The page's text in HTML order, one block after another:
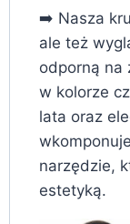
➡️ Nasza
ale też
odporną na
w kolorze
lata oraz
narzędzie,
estetyką.